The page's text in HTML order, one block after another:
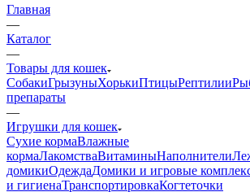
Главная
—
Каталог
—
Товары для кошек
СобакиГрызуныХорькиПтицыРептилии
препараты
—
Игрушки для кошек
Сухие кормаВлажные
кормаЛакомстваВитаминыНаполнители
домикиОдеждаДомики и игровые
и гигиенаТранспортировкаКогтеточки